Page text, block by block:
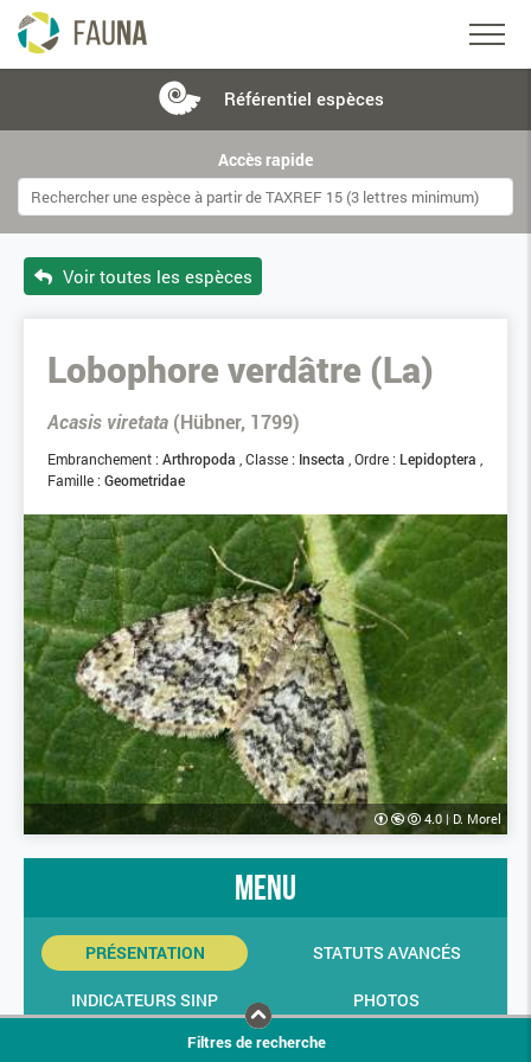
Référentiel espèces
Accès rapide
Voir toutes les espèces
Lobophore verdâtre (La)
Acasis viretata (Hübner, 1799)
Embranchement : Arthropoda Classe : Insecta Ordre : Lepidoptera
Famille : Geometridae
4.0 | D. Morel
menu
PRÉSENTATION STATUTS AVANCÉS
INDICATEURS SINP
PHOTOS
Filtres de recherche